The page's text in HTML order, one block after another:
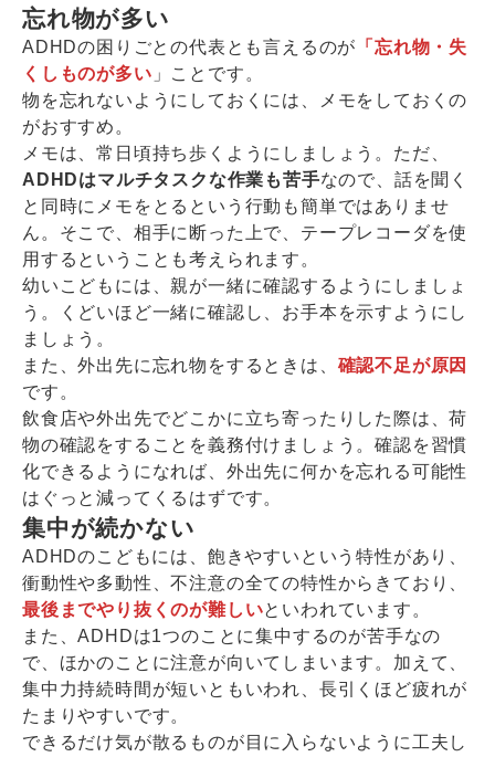
忘れ物が多い
ADHDの困りごとの代表とも言えるのが 「忘れ物・失
くしものが多い 」ことです。
物を忘れないようにしておくには、メモをしておくの
がおすすめ。
メモは、常日頃持ち歩くようにしましょう。ただ、
ADHDはマルチタスクな作業も苦手なので、話を聞く
と同時にメモをとるという行動も簡単ではありませ
ん。そこで、相手に断った上で、テープレコーダを使
用するということも考えられます。
幼いこどもには、親が一緒に確認するようにしましょ
う。くどいほど一緒に確認し、お手本を示すようにし
ましょう。
また、外出先に忘れ物をするときは、 確認不足が原因
です。
飲食店や外出先でどこかに立ち寄ったりした際は、荷
物の確認をすることを義務付けましょう。確認を習慣
化できるようになれば、外出先に何かを忘れる可能性
はぐっと減ってくるはずです。
集中が続かない
ADHDのこどもには、飽きやすいという特性があり、
衝動性や多動性、不注意の全ての特性からきており、
最後までやり抜くのが難しいといわれています。
また、ADHDは1つのことに集中するのが苦手なの
で、ほかのことに注意が向いてしまいます。加えて、
集中力持続時間が短いともいわれ、長引くほど疲れが
たまりやすいです。
できるだけ気が散るものが目に入らないように工夫し